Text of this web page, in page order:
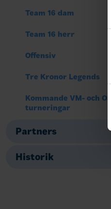
Team 16 dam
Team 16 herr
Offensiv
Tre Kronor Legends
Kommande VM- och OS-
turneringar
Partners
Historik